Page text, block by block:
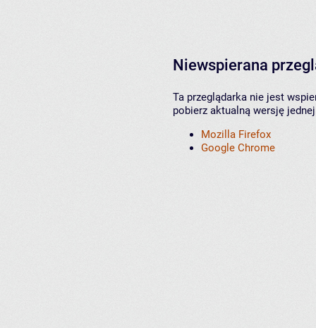
Niewspierana
Ta przeglądarka nie jest
pobierz aktualną wersję
Mozilla Firefox
Google Chrome